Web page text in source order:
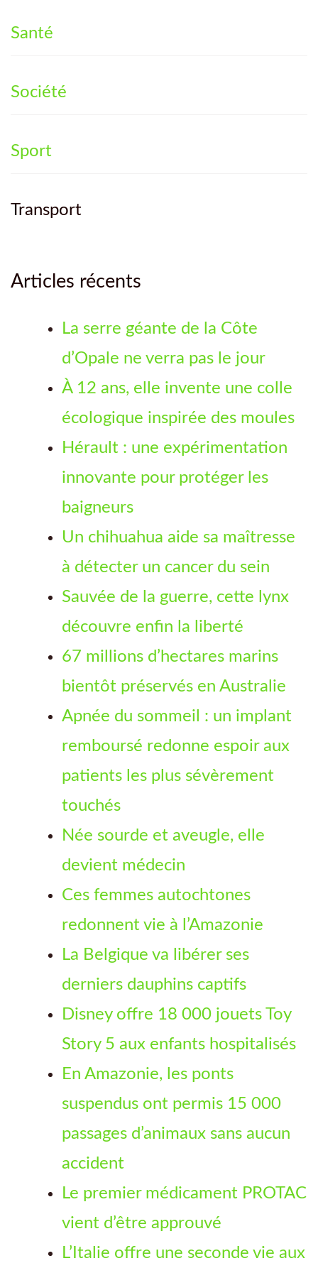
Santé
Société
Sport
Transport
Articles récents
La serre géante de la Côte
d’Opale ne verra pas le jour
À 12 ans, elle invente une colle
écologique inspirée des moules
Hérault : une expérimentation
innovante pour protéger les
baigneurs
Un chihuahua aide sa maîtresse
à détecter un cancer du sein
Sauvée de la guerre, cette lynx
découvre enfin la liberté
67 millions d’hectares marins
bientôt préservés en Australie
Apnée du sommeil : un implant
remboursé redonne espoir aux
patients les plus sévèrement
touchés
Née sourde et aveugle, elle
devient médecin
Ces femmes autochtones
redonnent vie à l’Amazonie
La Belgique va libérer ses
derniers dauphins captifs
Disney offre 18 000 jouets Toy
Story 5 aux enfants hospitalisés
En Amazonie, les ponts
suspendus ont permis 15 000
passages d’animaux sans aucun
accident
Le premier médicament PROTAC
vient d’être approuvé
L’Italie offre une seconde vie aux